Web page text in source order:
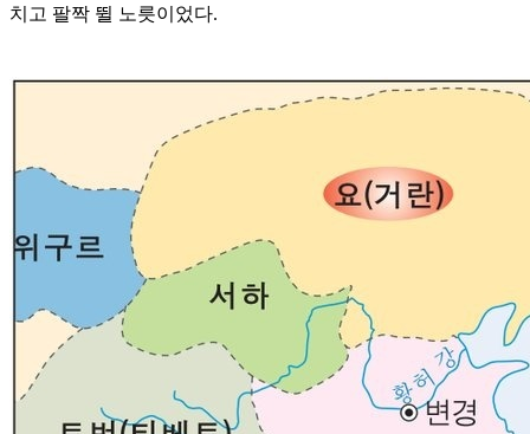
치고 팔짝 뛸 노릇이었다.